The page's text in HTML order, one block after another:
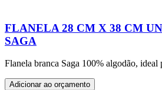
FLANELA 28 CM X 38 CM
SAGA
Flanela branca Saga 100% algodão, ideal
Adicionar ao orçamento